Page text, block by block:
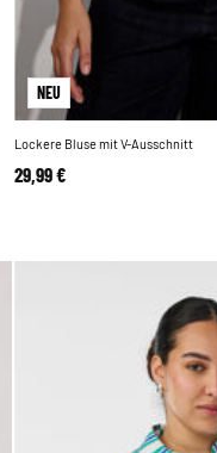
NEU
Lockere Bluse mit V-Ausschnitt
29,99 €